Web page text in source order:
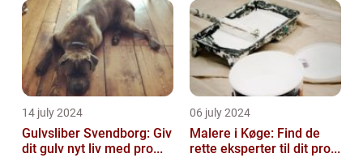
14 july 2024
Gulvsliber Svendborg: Giv
dit gulv nyt liv med pro...
06 july 2024
Malere i Køge: Find de
rette eksperter til dit pro...